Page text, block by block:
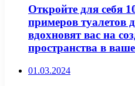
Откройте для себя
примеров туалетов
вдохновят вас на
пространства в
01.03.2024